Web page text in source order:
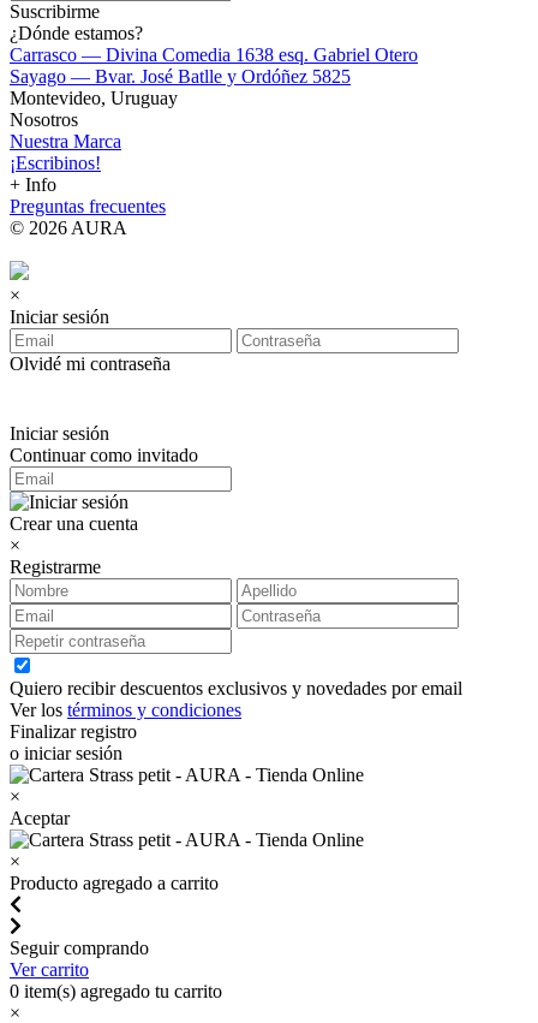
Suscribirme
¿Dónde estamos?
Carrasco — Divina Comedia 1638 esq. Gabriel Otero
Sayago — Bvar. José Batlle y Ordóñez 5825
Montevideo, Uruguay
Nosotros
Nuestra Marca
¡Escribinos!
+ Info
Preguntas frecuentes
© 2026 AURA
×
Iniciar sesión
Olvidé mi contraseña
Iniciar sesión
Continuar como invitado
Crear una cuenta
×
Registrarme
Quiero recibir descuentos exclusivos y novedades por email
Ver los términos y condiciones
Finalizar registro
o iniciar sesión
×
Aceptar
×
Producto agregado a carrito
Seguir comprando
Ver carrito
0 item(s) agregado tu carrito
×